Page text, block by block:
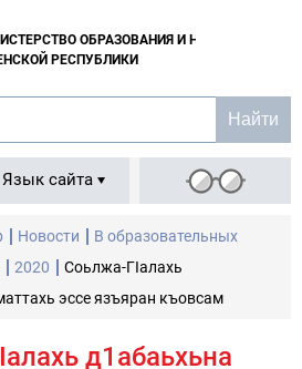
ОБРАЗОВАНИЯ И НАУКИ
РЕСПУБЛИКИ
Язык сайта
Новости
В образовательных
2020
Соьлжа-ГIалахь
эссе язъяран къовсам
д1абаьхьна